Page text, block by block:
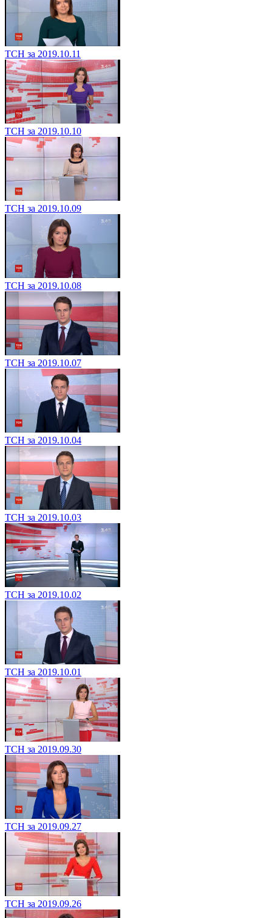
ТСН за 2019.10.11
ТСН за 2019.10.10
ТСН за 2019.10.09
ТСН за 2019.10.08
ТСН за 2019.10.07
ТСН за 2019.10.04
ТСН за 2019.10.03
ТСН за 2019.10.02
ТСН за 2019.10.01
ТСН за 2019.09.30
ТСН за 2019.09.27
ТСН за 2019.09.26